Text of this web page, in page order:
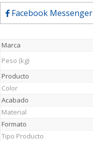
Facebook Messenger
Marca
Peso (kg)
Producto
Color
Acabado
Material
Formato
Tipo Producto